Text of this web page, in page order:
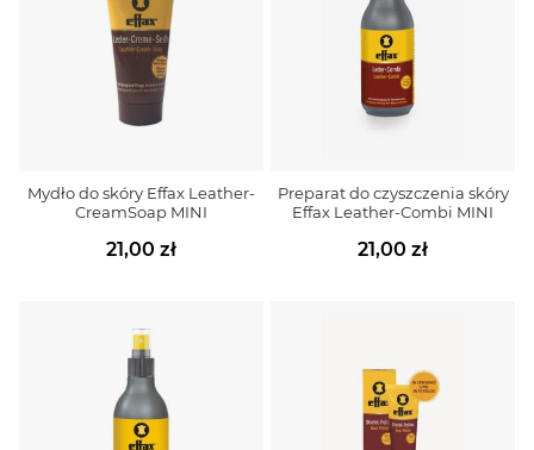
Mydło do skóry Effax Leather-
CreamSoap MINI
21,00 zł
Preparat do czyszczenia skóry
Effax Leather-Combi MINI
21,00 zł